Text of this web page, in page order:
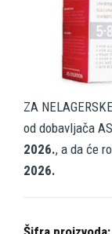
ZA
od dobavljača
2026., a da će
2026.